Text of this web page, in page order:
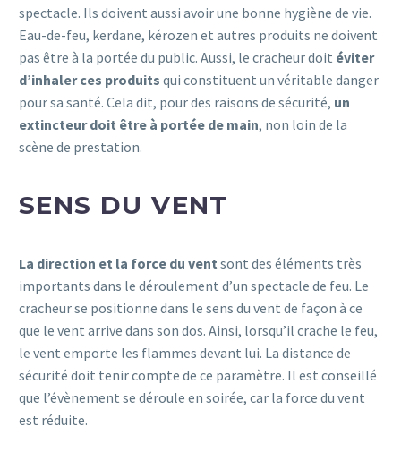
spectacle. Ils doivent aussi avoir une bonne hygiène de vie.
Eau-de-feu, kerdane, kérozen et autres produits ne doivent
pas être à la portée du public. Aussi, le cracheur doit éviter
d’inhaler ces produits qui constituent un véritable danger
pour sa santé. Cela dit, pour des raisons de sécurité, un
extincteur doit être à portée de main, non loin de la
scène de prestation.
SENS DU VENT
La direction et la force du vent sont des éléments très
importants dans le déroulement d’un spectacle de feu. Le
cracheur se positionne dans le sens du vent de façon à ce
que le vent arrive dans son dos. Ainsi, lorsqu’il crache le feu,
le vent emporte les flammes devant lui. La distance de
sécurité doit tenir compte de ce paramètre. Il est conseillé
que l’évènement se déroule en soirée, car la force du vent
est réduite.